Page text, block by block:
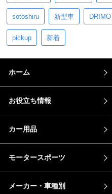
sotoshiru 新型車 DRIMO
pickup 新着
ホーム
お役立ち情報
カー用品
モータースポーツ
メーカー・車種別